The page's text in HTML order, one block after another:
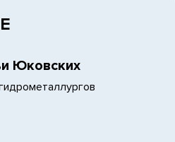
Юковских